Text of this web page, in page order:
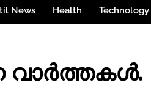
News Health Technology
വാർത്തകൾ.